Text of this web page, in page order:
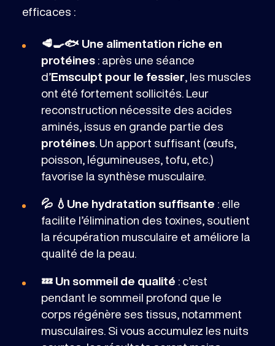
efficaces :
🥩🍳🐟 Une alimentation riche en
protéines: après une séance
d’Emsculpt pour le fessier , les muscles
ont été fortement sollicités. Leur
reconstruction nécessite des acides
aminés, issus en grande partie des
protéines. Un apport suffisant (œufs,
poisson, légumineuses, tofu, etc.)
favorise la synthèse musculaire.
💦 💧Une hydratation suffisante : elle
facilite l’élimination des toxines, soutient
la récupération musculaire et améliore la
qualité de la peau.
💤 Un sommeil de qualité : c’est
pendant le sommeil profond que le
corps régénère ses tissus, notamment
musculaires. Si vous accumulez les nuits